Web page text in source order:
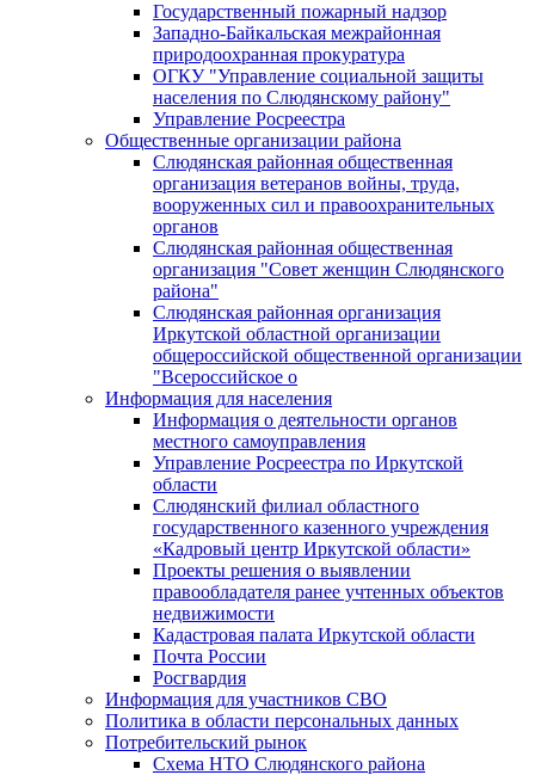
Государственный пожарный надзор
Западно-Байкальская межрайонная
природоохранная прокуратура
ОГКУ "Управление социальной защиты
населения по Слюдянскому району"
Управление Росреестра
Общественные организации района
Слюдянская районная общественная
организация ветеранов войны, труда,
вооруженных сил и правоохранительных
органов
Слюдянская районная общественная
организация "Совет женщин Слюдянского
района"
Слюдянская районная организация
Иркутской областной организации
общероссийской общественной организации
"Всероссийское о
Информация для населения
Информация о деятельности органов
местного самоуправления
Управление Росреестра по Иркутской
области
Слюдянский филиал областного
государственного казенного учреждения
«Кадровый центр Иркутской области»
Проекты решения о выявлении
правообладателя ранее учтенных объектов
недвижимости
Кадастровая палата Иркутской области
Почта России
Росгвардия
Информация для участников СВО
Политика в области персональных данных
Потребительский рынок
Схема НТО Слюдянского района